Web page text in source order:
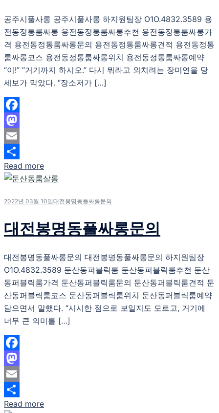
공주시풀사롱 공주시풀사롱 하지원팀장 O1O.4832.3589 용
전동정통룸싸롱 용전동정통룸싸롱추천 용전동정통룸싸롱가
격 용전동정통룸싸롱문의 용전동정통룸싸롱견적 용전동정통
룸싸롱코스 용전동정통룸싸롱위치 용전동정통룸싸롱예약
“이!” “거기까지 하시오.” 다시 뭐라고 외치려는 장미연을 당
세보가 막았다. “장소저가 […]
Facebook
Mastodon
Email
Share
Read more
2022년 03월 10일대전봉명동풀싸롱문의
대전봉명동풀싸롱문의
대전봉명동풀싸롱문의 대전봉명동풀싸롱문의 하지원팀장
O1O.4832.3589 둔산동퍼블릭룸 둔산동퍼블릭룸추천 둔산
동퍼블릭룸가격 둔산동퍼블릭룸문의 둔산동퍼블릭룸견적 둔
산동퍼블릭룸코스 둔산동퍼블릭룸위치 둔산동퍼블릭룸예약
담으면서 말했다. “시시한 점으로 보일지도 모르고, 거기에
너무 큰 의미를 […]
Facebook
Mastodon
Email
Share
Read more